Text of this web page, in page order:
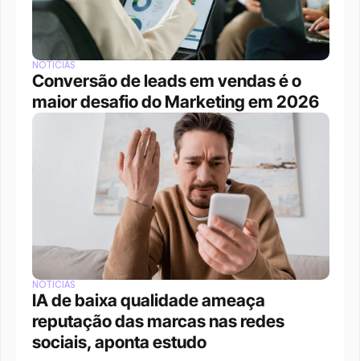
NOTÍCIAS
Conversão de leads em vendas é o
maior desafio do Marketing em 2026
NOTÍCIAS
IA de baixa qualidade ameaça
reputação das marcas nas redes
sociais, aponta estudo